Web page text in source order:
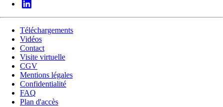
Téléchargements
Vidéos
Contact
Visite virtuelle
CGV
Mentions légales
Confidentialité
FAQ
Plan d'accès